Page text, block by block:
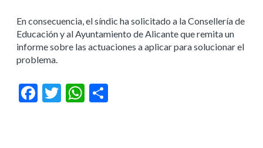
En consecuencia, el síndic ha solicitado a la Consellería de
Educación y al Ayuntamiento de Alicante que remita un
informe sobre las actuaciones a aplicar para solucionar el
problema.
Facebook
Twitter WhatsApp